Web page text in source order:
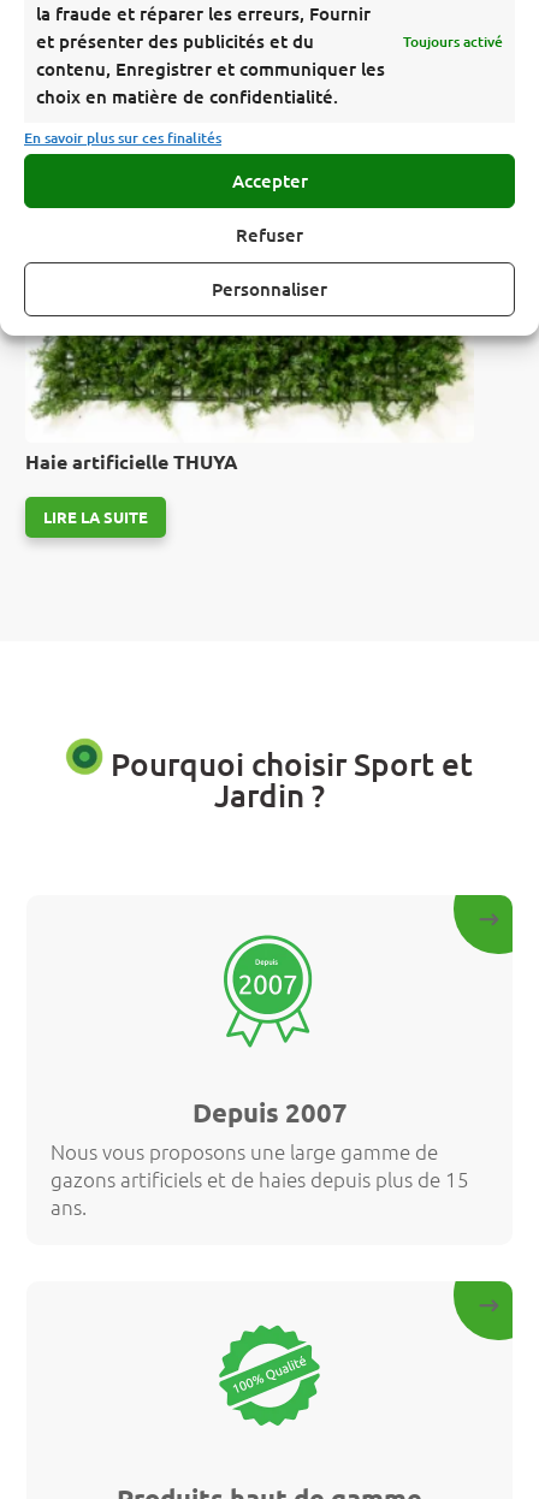
la fraude et réparer les erreurs, Fournir
et présenter des publicités et du
contenu, Enregistrer et communiquer les
choix en matière de confidentialité.
Toujours activé
En savoir plus sur ces finalités
Accepter
Refuser
Personnaliser
Haie artificielle THUYA
LIRE LA SUITE
Pourquoi choisir Sport et
Jardin ?
Depuis 2007
Nous vous proposons une large gamme de
gazons artificiels et de haies depuis plus de 15
ans.